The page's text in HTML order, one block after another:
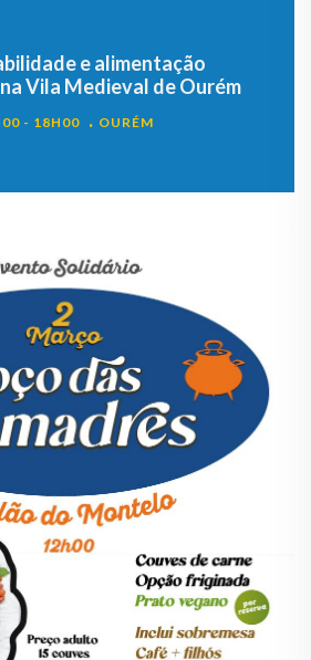
e alimentação
Vila Medieval de Ourém
- 18H00 OURÉM